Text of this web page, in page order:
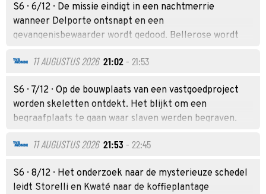
S6 · 6/12 · De missie eindigt in een nachtmerrie
wanneer Delporte ontsnapt en een
gevangenisbewaarder wordt gedood. Bellerose wordt
mislukking.
11 AUGUSTUS 2026 21:02- 21:53
S6 · 7/12 · Op de bouwplaats van een vastgoedproject
worden skeletten ontdekt. Het blijkt om een
begraafplaats te gaan waar slaven werden begraven.
11 AUGUSTUS 2026 21:53 - 22:45
S6 · 8/12 · Het onderzoek naar de mysterieuze schedel
leidt Storelli en Kwaté naar de koffieplantage